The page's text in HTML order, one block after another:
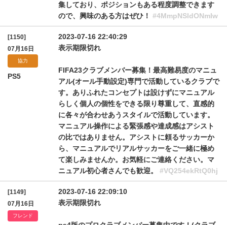
集しており、ポジションもある程度調整できます
ので、興味のある方はぜひ！ #4MmpNSldONmIw
[1150]
07月16日
協力
PS5
2023-07-16 22:40:29
表示期限切れ
FIFA23クラブメンバー募集！最高難易度のマニュ
アル(オール手動設定)専門で活動しているクラブで
す。ありふれたコンセプトは設けずにマニュアル
らしく個人の個性をできる限り尊重して、直感的
に各々が合わせあうスタイルで活動しています。
マニュアル操作による緊張感や達成感はアシスト
の比ではありません。アシストに頼るサッカーか
ら、マニュアルでリアルサッカーをご一緒に極め
て楽しみませんか。お気軽にご連絡ください。マ
ニュアル初心者さんでも歓迎。 #VQ254ekRtQ0hj
[1149]
07月16日
フレンド
2023-07-16 22:09:10
表示期限切れ